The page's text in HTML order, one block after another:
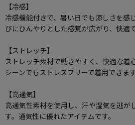
【冷感】
冷感機能付きで、暑い日でも涼しさを感
びにひんやりとした感覚が広がり、快適で
【ストレッチ】
ストレッチ素材で動きやすく、快適な着
シーンでもストレスフリーで着用できます
【高通気】
高通気性素材を使用し、汗や湿気を逃が
す。通気性に優れたアイテムです。